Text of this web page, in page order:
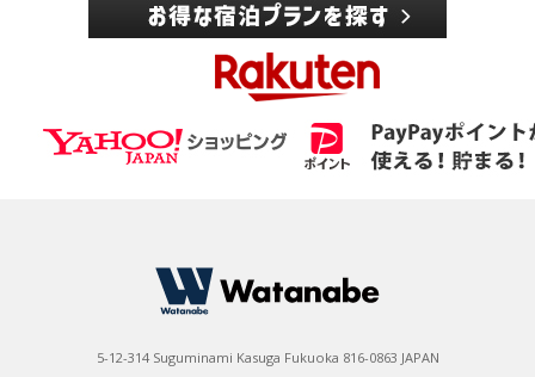
5-12-314 Suguminami Kasuga Fukuoka 816-0863 JAPAN